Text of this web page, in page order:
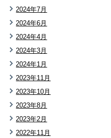
2024年7月
2024年6月
2024年4月
2024年3月
2024年1月
2023年11月
2023年10月
2023年8月
2023年2月
2022年11月